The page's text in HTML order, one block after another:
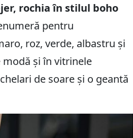
rochia în stilul boho
pentru
roz, verde, albastru și
modă și în vitrinele
de soare și o geantă